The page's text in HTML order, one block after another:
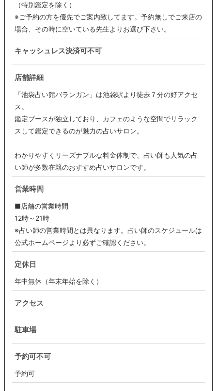
（特別鑑定を除く）
※ご予約の方を優先でご案内致してます。予約無しでご来店の
場合、その時に空いている先生よりお選び下さい。
キャッシュレス決済可不可
店舗詳細
「池袋占い館バランガン」は池袋駅より徒歩７分の好アクセ
ス。
鑑定ブースが独立しており、カフェのような空間でリラック
スして鑑定できるのが魅力の占いサロン。
わかりやすくリーズナブルな料金体制で、占い師も人気の占
い師が多数在籍のおすすめ占いサロンです。
営業時間
■店舗の営業時間
12時～21時
※占い師の営業時間とは異なります。占い師のスケジュールは
公式ホームページより必ずご確認ください。
定休日
年中無休（年末年始を除く）
アクセス
駐車場
予約可不可
予約可